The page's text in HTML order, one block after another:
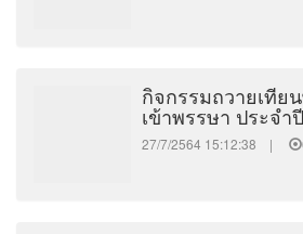
กิจกรรมถวายเทีย
เข้าพรรษา ประจำ
27/7/2564 15:12:38 |